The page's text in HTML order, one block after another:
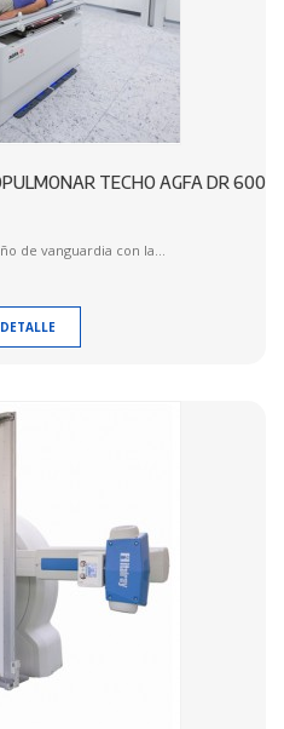
TECHO AGFA DR 600
de vanguardia con la...